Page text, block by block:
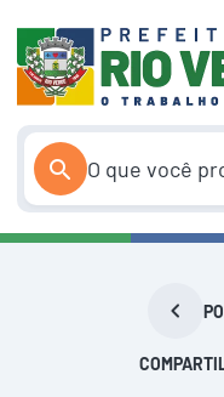
conteúdo